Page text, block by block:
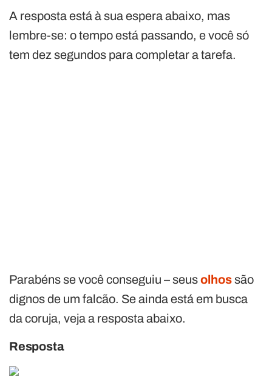
A resposta está à sua espera abaixo, mas
lembre-se: o tempo está passando, e você só
tem dez segundos para completar a tarefa.
Parabéns se você conseguiu – seusolhossão
dignos de um falcão. Se ainda está em busca
da coruja, veja a resposta abaixo.
Resposta